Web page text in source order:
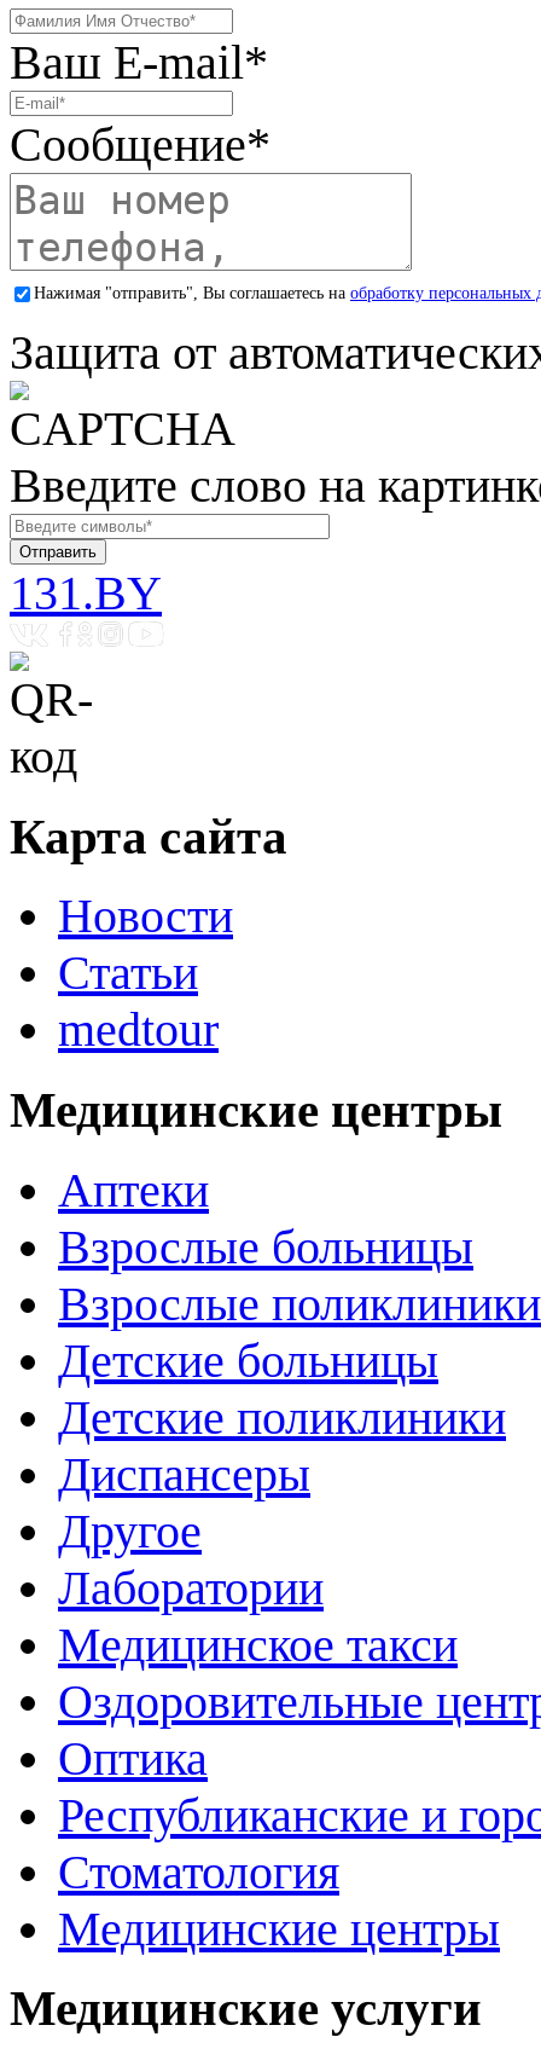
Ваш E-mail*
Сообщение*
Нажимая "отправить", Вы соглашаетесь на обработку персональных
Защита от
Введите слово на
131.BY
Карта сайта
Новости
Статьи
medtour
Медицинские центры
Аптеки
Взрослые больницы
Взрослые поликлиники
Детские больницы
Детские поликлиники
Диспансеры
Другое
Лаборатории
Медицинское такси
Оздоровительные
Оптика
Республиканские и
Стоматология
Медицинские центры
Медицинские услуги